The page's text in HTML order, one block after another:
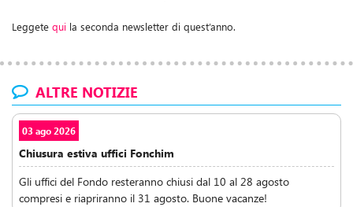
Leggete qui la seconda newsletter di quest’anno.
ALTRE NOTIZIE
03 ago 2026
Chiusura estiva uffici Fonchim
Gli uffici del Fondo resteranno chiusi dal 10 al 28 agosto
compresi e riapriranno il 31 agosto. Buone vacanze!